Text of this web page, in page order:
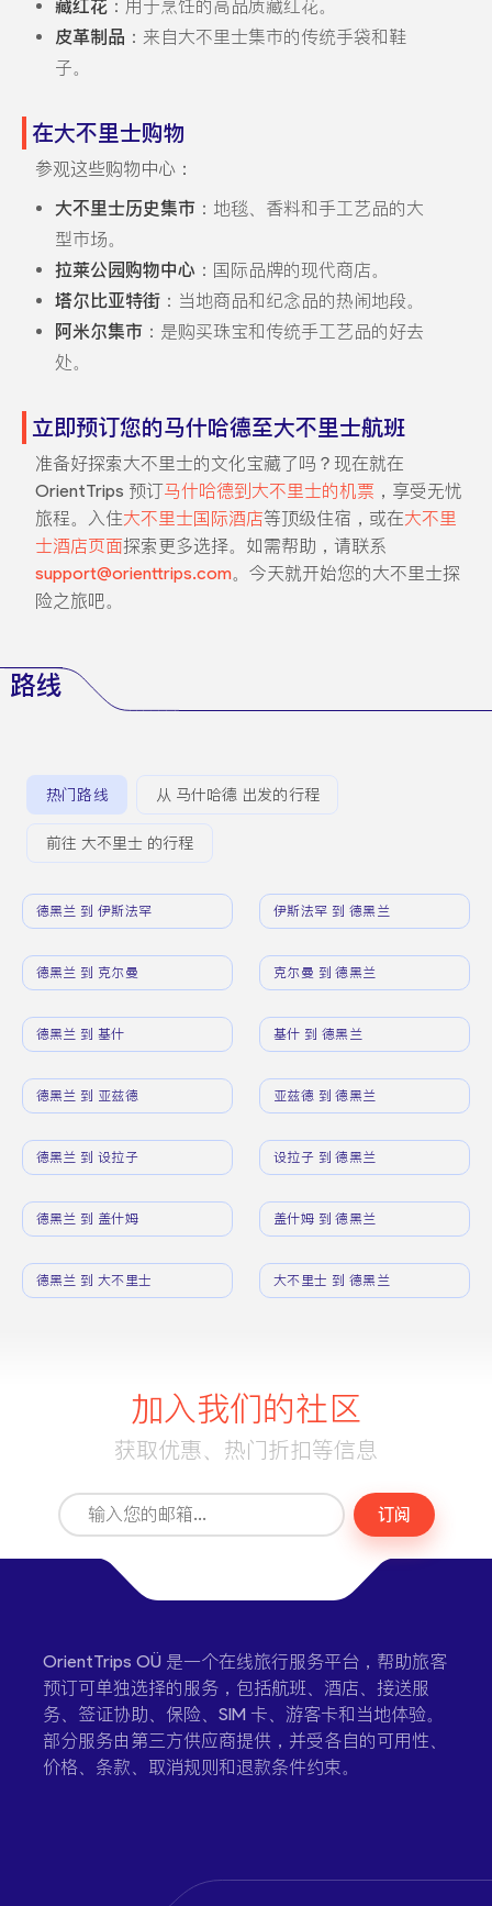
藏红花：用于烹饪的高品质藏红花。
皮革制品 ：来自大不里士集市的传统手袋和鞋
子。
在大不里士购物
参观这些购物中心：
大不里士历史集市：地毯、香料和手工艺品的大
型市场。
拉莱公园购物中心 ：国际品牌的现代商店。
塔尔比亚特街：当地商品和纪念品的热闹地段。
阿米尔集市：是购买珠宝和传统手工艺品的好去
处。
立即预订您的马什哈德至大不里士航班
准备好探索大不里士的文化宝藏了吗？现在就在
OrientTrips 预订马什哈德到大不里士的机票 ，享受无忧
旅程。入住大不里士国际酒店等顶级住宿，或在大不里
士酒店页面探索更多选择。如需帮助，请联系
support@orienttrips.com。今天就开始您的大不里士探
险之旅吧。
路线
热门路线 从 马什哈德 出发的行程
前往 大不里士 的行程
德黑兰 到 伊斯法罕 伊斯法罕 到 德黑兰
德黑兰 到 克尔曼 克尔曼 到 德黑兰
德黑兰 到 基什 基什 到 德黑兰
德黑兰 到 亚兹德 亚兹德 到 德黑兰
德黑兰 到 设拉子 设拉子 到 德黑兰
德黑兰 到 盖什姆 盖什姆 到 德黑兰
德黑兰 到 大不里士 大不里士 到 德黑兰
加入我们的社区
获取优惠、热门折扣等信息
订阅
OrientTrips OÜ 是一个在线旅行服务平台，帮助旅客
预订可单独选择的服务，包括航班、酒店、接送服
务、签证协助、保险、SIM 卡、游客卡和当地体验。
部分服务由第三方供应商提供，并受各自的可用性、
价格、条款、取消规则和退款条件约束。